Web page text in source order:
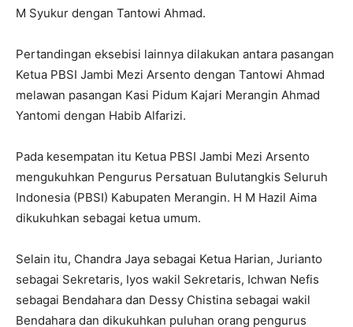
M Syukur dengan Tantowi Ahmad.
Pertandingan eksebisi lainnya dilakukan antara pasangan
Ketua PBSI Jambi Mezi Arsento dengan Tantowi Ahmad
melawan pasangan Kasi Pidum Kajari Merangin Ahmad
Yantomi dengan Habib Alfarizi.
Pada kesempatan itu Ketua PBSI Jambi Mezi Arsento
mengukuhkan Pengurus Persatuan Bulutangkis Seluruh
Indonesia (PBSI) Kabupaten Merangin. H M Hazil Aima
dikukuhkan sebagai ketua umum.
Selain itu, Chandra Jaya sebagai Ketua Harian, Jurianto
sebagai Sekretaris, Iyos wakil Sekretaris, Ichwan Nefis
sebagai Bendahara dan Dessy Chistina sebagai wakil
Bendahara dan dikukuhkan puluhan orang pengurus